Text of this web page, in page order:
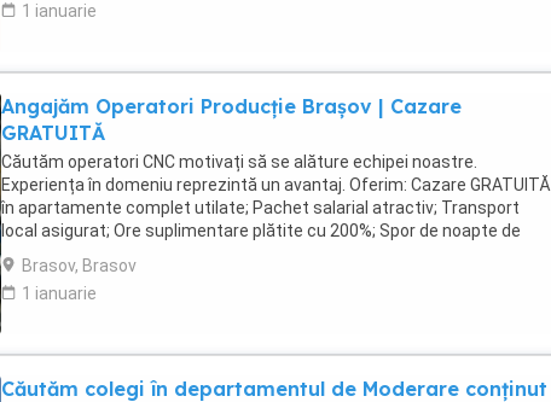
1 ianuarie
Angajăm Operatori Producție Brașov | Cazare
GRATUITĂ
Căutăm operatori CNC motivați să se alăture echipei noastre.
Experiența în domeniu reprezintă un avantaj. Oferim: Cazare GRATUITĂ
în apartamente complet utilate; Pachet salarial atractiv; Transport
local asigurat; Ore suplimentare plătite cu 200%; Spor de noapte de
25%; Prime de sărbători ...
Brasov, Brasov
1 ianuarie
Căutăm colegi în departamentul de Moderare conținut